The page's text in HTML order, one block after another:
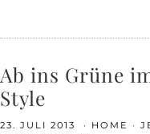
Ab ins Grüne
Style
23. JULI 2013 HOME